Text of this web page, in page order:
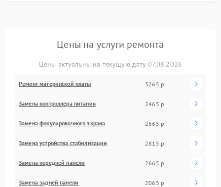
Цены на услуги ремонта
Цены актуальны на текущую дату 07.08.2026
Ремонт материнской платы 3265 р
Замена контроллера питания 2465 р
Замена фокусировочного экрана 2665 р
Замена устройства стабилизации 2815 р
Замена передней панели 2665 р
Замена задней панели 2065 р